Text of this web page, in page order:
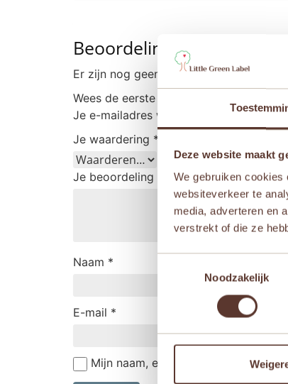
Deze website maakt
We gebruiken
websiteverkeer te
media, adverteren en
verstrekt of die ze
Noodzakelijk
Beoordelingen
Er zijn nog geen beoordelingen.
Wees de eerste om “Lalaboom – Set
Je e-mailadres wordt niet gepubliceerd.
Je waardering *
Je beoordeling
Naam *
E-mail *
Mijn naam, e-mail en site opslaan